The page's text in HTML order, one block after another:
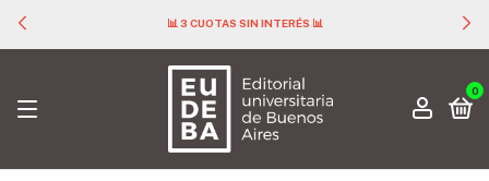
📊 3 CUOTAS SIN INTERÉS 📊
0